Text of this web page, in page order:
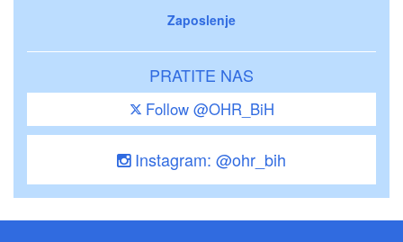
Zaposlenje
PRATITE NAS
Follow @OHR_BiH
Instagram: @ohr_bih